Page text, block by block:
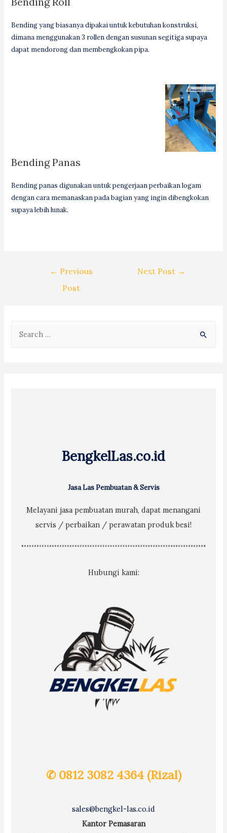
Bending yang biasanya dipakai untuk kebutuhan konstruksi,
dimana menggunakan 3 rollen dengan susunan segitiga supaya
dapat mendorong dan membengkokan pipa.
Bending Panas
Bending panas digunakan untuk pengerjaan perbaikan logam
dengan cara memanaskan pada bagian yang ingin dibengkokan
supaya lebih lunak.
← Previous
Post
Next Post →
BengkelLas.co.id
Jasa Las Pembuatan & Servis
Melayani jasa pembuatan murah, dapat menangani
servis / perbaikan / perawatan produk besi!
Hubungi kami:
✆ 0812 3082 4364 (Rizal)
sales@bengkel-las.co.id
Kantor Pemasaran